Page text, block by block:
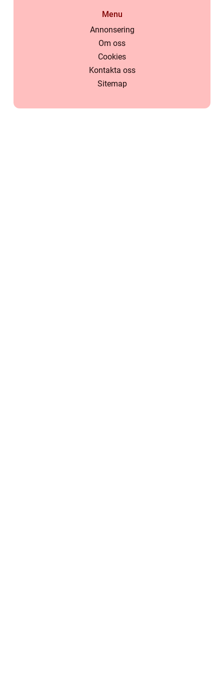
Menu
Annonsering
Om oss
Cookies
Kontakta oss
Sitemap